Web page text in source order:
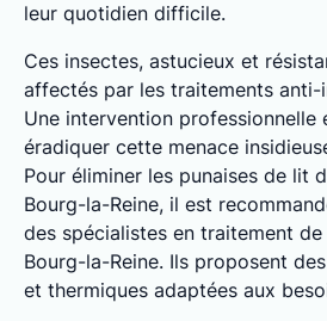
leur quotidien difficile.
Ces insectes, astucieux et
affectés par les traitements anti-
Une intervention professionnelle
éradiquer cette menace
Pour éliminer les punaises de lit
Bourg-la-Reine, il est
des spécialistes en traitement
Bourg-la-Reine. Ils proposent
et thermiques adaptées aux